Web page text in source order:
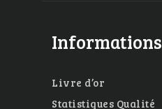
Informations
Livre d’or
Statistiques Qualité